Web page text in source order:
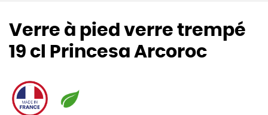
Verre à pied verre trempé
19 cl Princesa Arcoroc